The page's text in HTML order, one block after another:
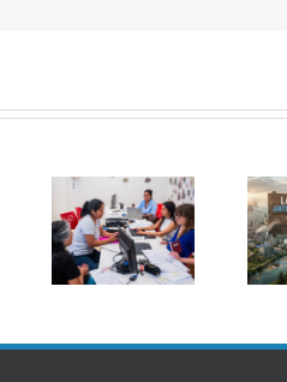
el
Curs d’estiu:
Formació
pastoral en
Ecologia
Integral: «La fe